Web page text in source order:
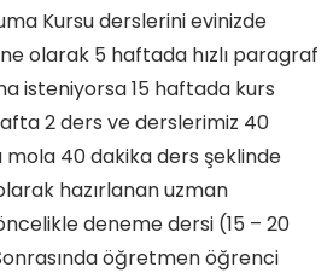
Kursu derslerini evinizde
olarak 5 haftada hızlı paragraf
isteniyorsa 15 haftada kurs
2 ders ve derslerimiz 40
mola 40 dakika ders şeklinde
hazırlanan uzman
deneme dersi (15 – 20
öğretmen öğrenci